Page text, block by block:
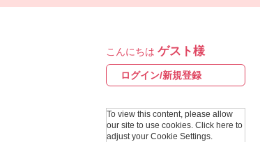
グッズ
アイドルマスター シンデレラガールズ
アイドルマスター シャイニーカラーズ
学園アイドルマスター
プロジェクトアイマス ヴイアライヴ
テイルズ オブ シリーズ
こんにちは ゲスト様
ログイン/新規登録
To view this content, please allow
our site to use cookies. Click here to
adjust your Cookie Settings.